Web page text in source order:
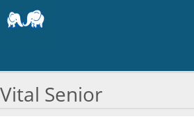
Vital Senior